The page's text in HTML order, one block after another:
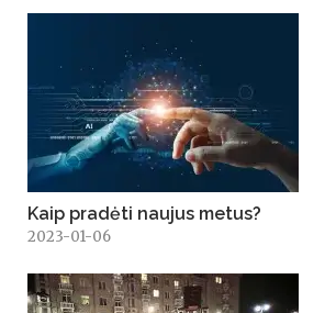
Kaip pradėti naujus metus?
2023-01-06